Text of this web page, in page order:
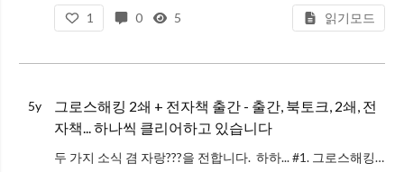
1 0 5 읽기모드
5y
그로스해킹 2쇄 + 전자책 출간 - 출간, 북토크, 2쇄, 전
자책... 하나씩 클리어하고 있습니다
두 가지 소식 겸 자랑???을 전합니다. 하하... #1. 그로스해킹 2쇄를 찍게 되었습니다 제 첫번째 책인 <그로스해킹: 데이터와 실험을 통해 성장하는 서비스를 만드는 방법>이 출간 2개월만에 2쇄를 찍게 되었습니다. (첫